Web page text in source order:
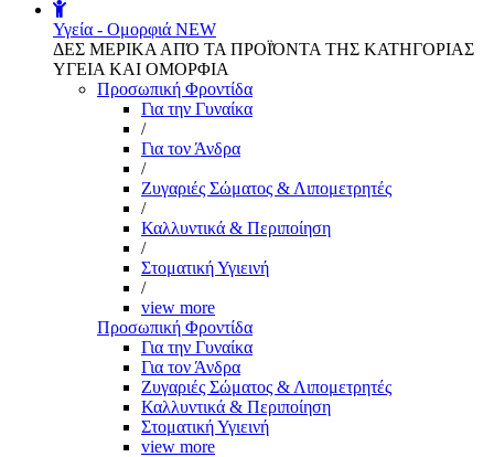
Υγεία - Ομορφιά NEW
ΔΕΣ ΜΕΡΙΚΑ ΑΠΌ ΤΑ ΠΡΟΪΌΝΤΑ ΤΗΣ ΚΑΤΗΓΟΡΙΑΣ
ΥΓΕΙΑ ΚΑΙ ΟΜΟΡΦΙΑ
Προσωπική Φροντίδα
Για την Γυναίκα
/
Για τον Άνδρα
/
Ζυγαριές Σώματος & Λιπομετρητές
/
Καλλυντικά & Περιποίηση
/
Στοματική Υγιεινή
/
view more
Προσωπική Φροντίδα
Για την Γυναίκα
Για τον Άνδρα
Ζυγαριές Σώματος & Λιπομετρητές
Καλλυντικά & Περιποίηση
Στοματική Υγιεινή
view more